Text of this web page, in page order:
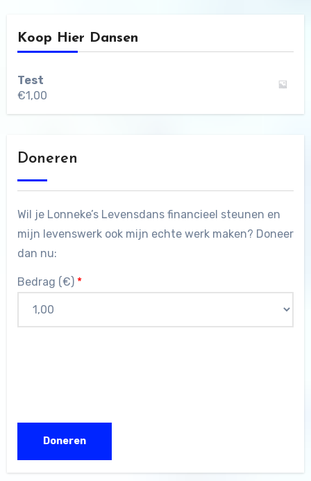
Koop Hier Dansen
Test
€1,00
Doneren
Wil je Lonneke’s Levensdans financieel steunen en
mijn levenswerk ook mijn echte werk maken? Doneer
dan nu:
Bedrag (€) *